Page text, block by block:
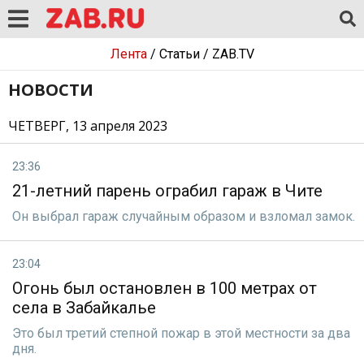
Лента/ Статьи/ ZAB.TV
НОВОСТИ
ЧЕТВЕРГ, 13 апреля 2023
23:36
21-летний парень ограбил гараж в Чите
Он выбрал гараж случайным образом и взломал замок.
23:04
Огонь был остановлен в 100 метрах от
села в Забайкалье
Это был третий степной пожар в этой местности за два
дня.